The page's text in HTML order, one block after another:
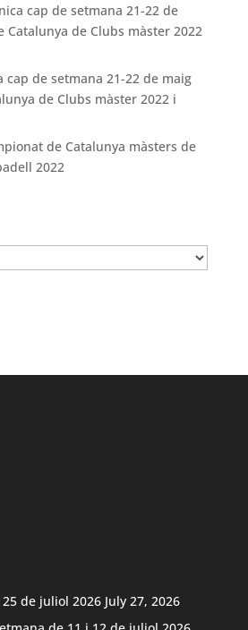
cap de setmana 21-22 de
Catalunya de Clubs màster 2022
cap de setmana 21-22 de maig
de Clubs màster 2022 i
de Catalunya màsters de
2022
de juliol 2026 July 27, 2026